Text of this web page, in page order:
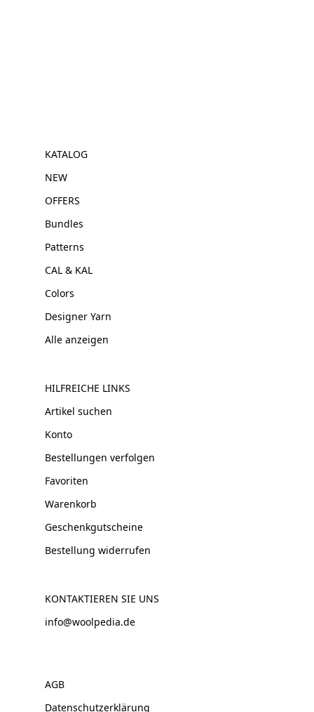
KATALOG
NEW
OFFERS
Bundles
Patterns
CAL & KAL
Colors
Designer Yarn
Alle anzeigen
HILFREICHE LINKS
Artikel suchen
Konto
Bestellungen verfolgen
Favoriten
Warenkorb
Geschenkgutscheine
Bestellung widerrufen
KONTAKTIEREN SIE UNS
info@woolpedia.de
AGB
Datenschutzerklärung